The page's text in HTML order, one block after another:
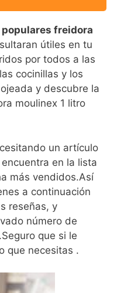
freidora
útiles en tu
por todos a las
cocinillas y los
y descubre la
moulinex 1 litro
un artículo
en la lista
más vendidos.Así
a continuación
reseñas, y
número de
que si le
que necesitas .